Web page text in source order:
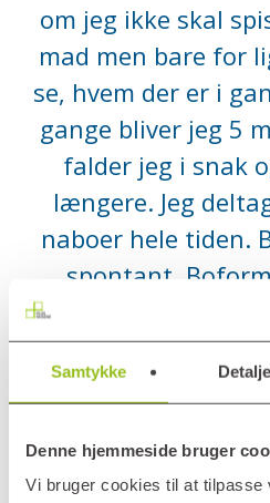
Samtykke
Denne hjemmeside bruger
Vi bruger cookies til at tilpasse
om jeg ikke skal
mad men bare for
se, hvem der er i
gange bliver jeg 5
falder jeg i snak
længere. Jeg
naboer hele tiden.
spontant.
andet, at alle har
dækket deres
behov. Det kan jeg
Wendy,